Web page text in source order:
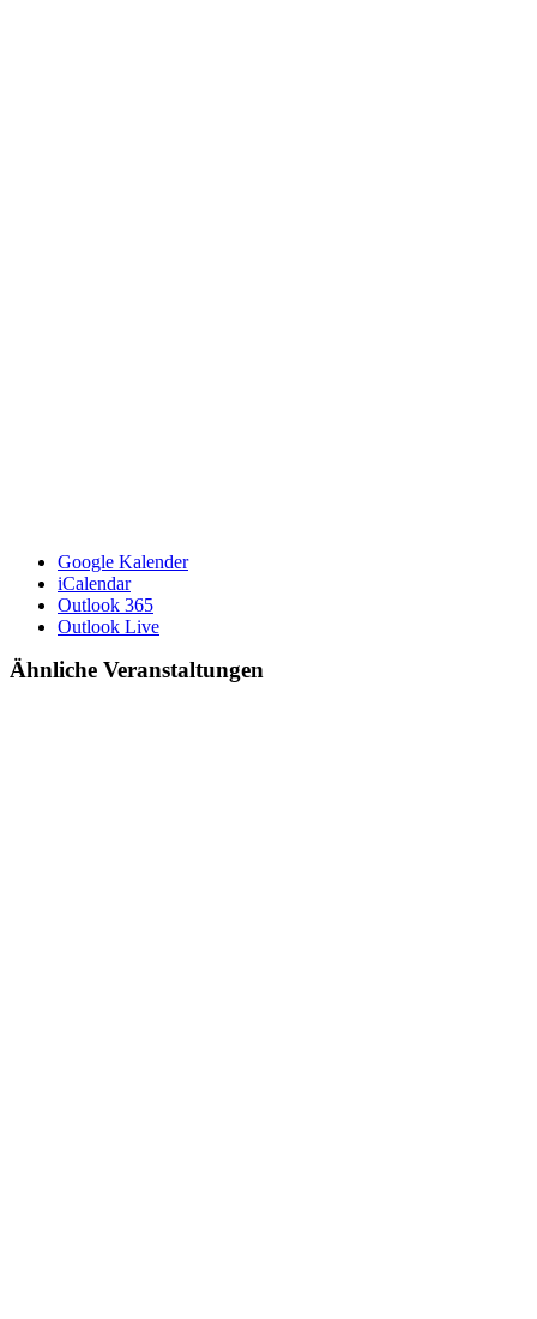
Google Kalender
iCalendar
Outlook 365
Outlook Live
Ähnliche Veranstaltungen